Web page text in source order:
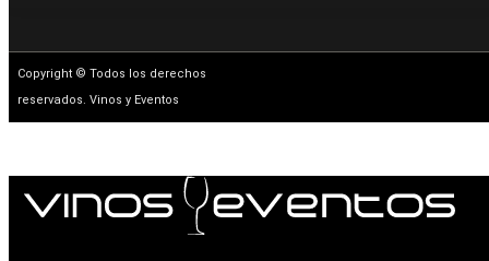
Copyright © Todos los derechos
reservados. Vinos y Eventos